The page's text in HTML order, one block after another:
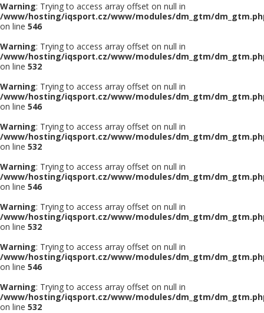
Warning: Trying to access array offset on null in
/www/hosting/iqsport.cz/www/modules/dm_gtm/
on line 546
Warning: Trying to access array offset on null in
/www/hosting/iqsport.cz/www/modules/dm_gtm/
on line 532
Warning: Trying to access array offset on null in
/www/hosting/iqsport.cz/www/modules/dm_gtm/
on line 546
Warning: Trying to access array offset on null in
/www/hosting/iqsport.cz/www/modules/dm_gtm/
on line 532
Warning: Trying to access array offset on null in
/www/hosting/iqsport.cz/www/modules/dm_gtm/
on line 546
Warning: Trying to access array offset on null in
/www/hosting/iqsport.cz/www/modules/dm_gtm/
on line 532
Warning: Trying to access array offset on null in
/www/hosting/iqsport.cz/www/modules/dm_gtm/
on line 546
Warning: Trying to access array offset on null in
/www/hosting/iqsport.cz/www/modules/dm_gtm/
on line 532